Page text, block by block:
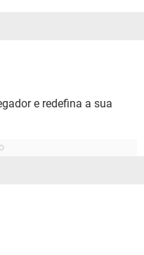
e redefina a sua